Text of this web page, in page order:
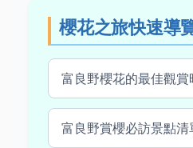
櫻花之旅快速導
富良野櫻花的最佳觀賞
富良野賞櫻必訪景點清